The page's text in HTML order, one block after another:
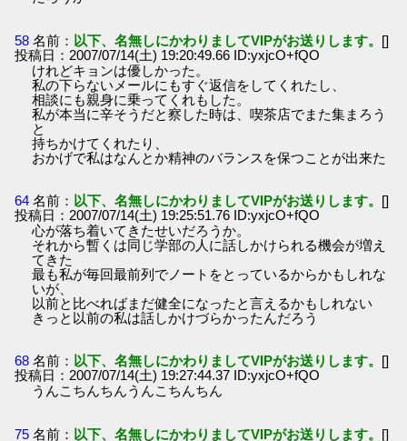
58 名前： 以下、名無しにかわりましてVIPがお送りします。 []
投稿日：2007/07/14(土) 19:20:49.66 ID:yxjcO+fQO
けれどキョンは優しかった。
私の下らないメールにもすぐ返信をしてくれたし、
相談にも親身に乗ってくれもした。
私が本当に辛そうだと察した時は、喫茶店でまた集まろう
と
持ちかけてくれたり、
おかげで私はなんとか精神のバランスを保つことが出来た
64 名前： 以下、名無しにかわりましてVIPがお送りします。 []
投稿日：2007/07/14(土) 19:25:51.76 ID:yxjcO+fQO
心が落ち着いてきたせいだろうか。
それから暫くは同じ学部の人に話しかけられる機会が増え
てきた
最も私が毎回最前列でノートをとっているからかもしれな
いが、
以前と比べればまだ健全になったと言えるかもしれない
きっと以前の私は話しかけづらかったんだろう
68 名前： 以下、名無しにかわりましてVIPがお送りします。 []
投稿日：2007/07/14(土) 19:27:44.37 ID:yxjcO+fQO
うんこちんちんうんこちんちん
75 名前： 以下、名無しにかわりましてVIPがお送りします。 []